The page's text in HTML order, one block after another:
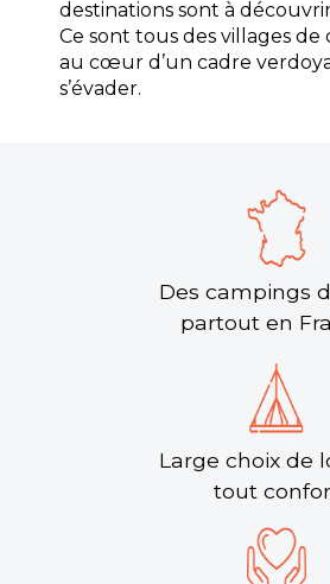
destinations sont à
Ce sont tous des villages de
au cœur d’un cadre
s’évader.
Des campings
partout en
Large choix de
tout